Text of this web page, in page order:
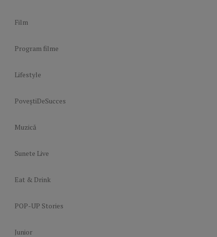
Film
Program filme
Lifestyle
PoveștiDeSucces
Muzică
Sunete Live
Eat & Drink
POP-UP Stories
Junior